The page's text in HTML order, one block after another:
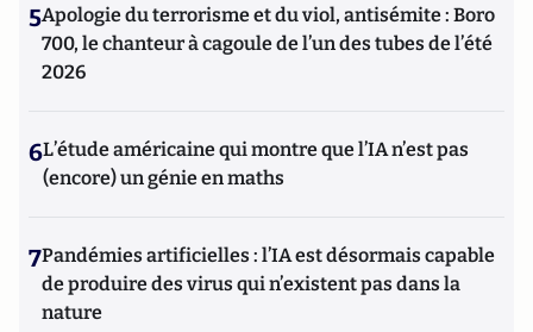
5Apologie du terrorisme et du viol, antisémite : Boro
700, le chanteur à cagoule de l’un des tubes de l’été
2026
6L’étude américaine qui montre que l’IA n’est pas
(encore) un génie en maths
7Pandémies artificielles : l’IA est désormais capable
de produire des virus qui n’existent pas dans la
nature